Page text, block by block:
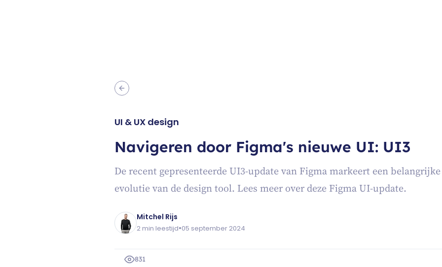
UI & UX design
Navigeren door Figma's nieuwe UI: UI3
De recent gepresenteerde UI3-update van Figma markeert een
evolutie van de design tool. Lees meer over deze Figma UI-update.
Mitchel Rijs
2 min leestijd•05 september 2024
831